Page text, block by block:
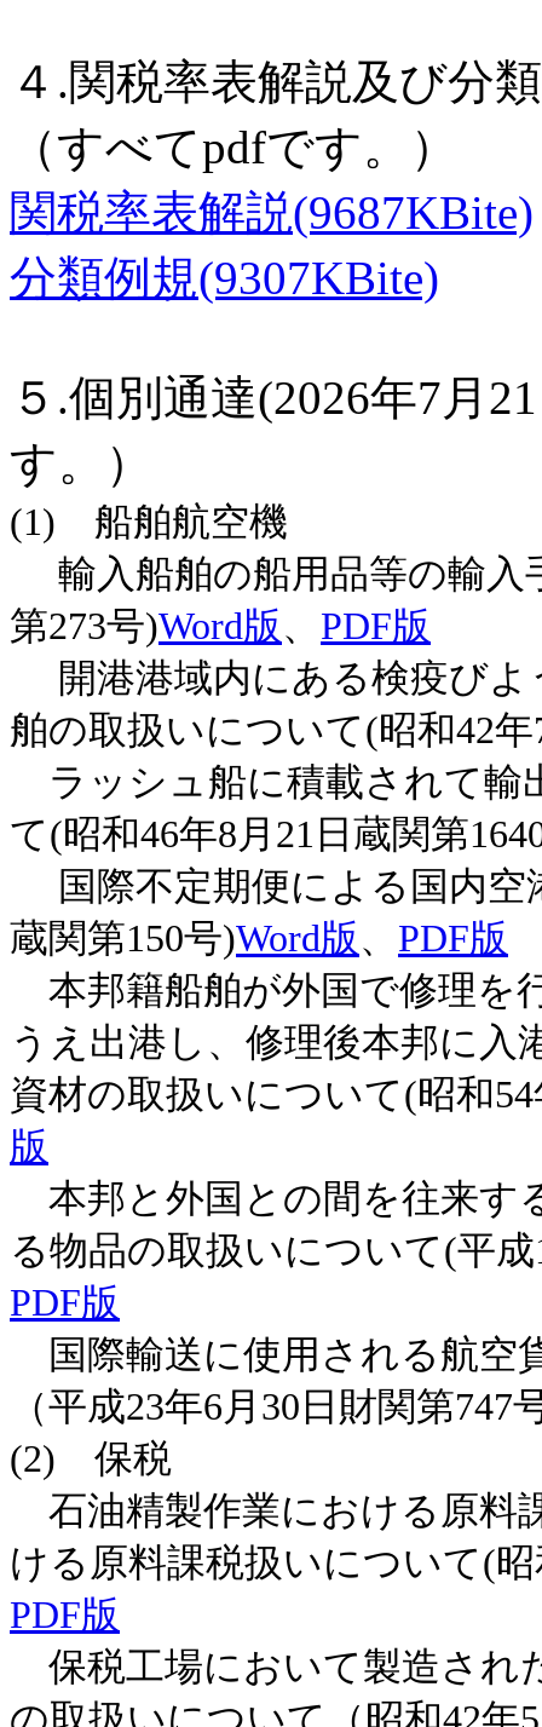
４.関税率表解説及び分
（すべてpdfです。）
関税率表解説(9687KBite)
分類例規(9307KBite)
５.個別通達(2026年7月
す。）
(1) 船舶航空機
輸入船舶の船用品等の輸入
第273号)Word版 、 PDF版
開港港域内にある検疫びよ
舶の取扱いについて(昭和42年
ラッシュ船に積載されて輸
て(昭和46年8月21日蔵関第
国際不定期便による国内空
蔵関第150号)Word版 、 PDF版
本邦籍船舶が外国で修理を
うえ出港し、修理後本邦に
資材の取扱いについて(昭和
版
本邦と外国との間を往来す
る物品の取扱いについて(平成
PDF版
国際輸送に使用される航空
（平成23年6月30日財関第747
(2) 保税
石油精製作業における原料
ける原料課税扱いについて(昭
PDF版
保税工場において製造され